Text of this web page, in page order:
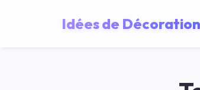
Idées de Décoration